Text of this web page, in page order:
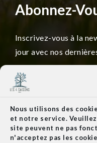
Nous utilisons des
et notre service.
site peuvent ne pas
n'acceptez pas les
Abonnez-
Inscrivez-vous à la
jour avec nos
REJOIGNEZ